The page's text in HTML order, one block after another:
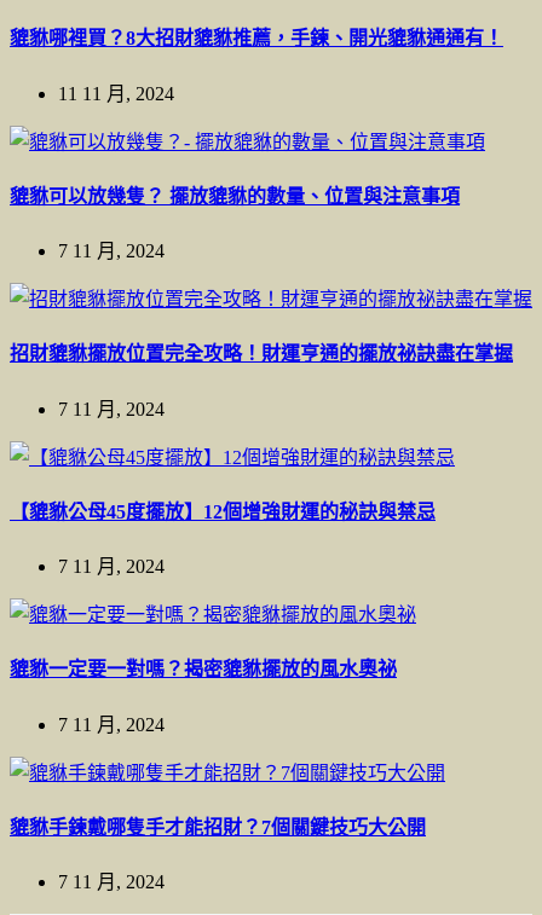
貔貅哪裡買？8大招財貔貅推薦，手鍊、開光貔貅通通有！
11 11 月, 2024
貔貅可以放幾隻？ 擺放貔貅的數量、位置與注意事項
7 11 月, 2024
招財貔貅擺放位置完全攻略！財運亨通的擺放祕訣盡在掌握
7 11 月, 2024
【貔貅公母45度擺放】12個增強財運的秘訣與禁忌
7 11 月, 2024
貔貅一定要一對嗎？揭密貔貅擺放的風水奧祕
7 11 月, 2024
貔貅手鍊戴哪隻手才能招財？7個關鍵技巧大公開
7 11 月, 2024